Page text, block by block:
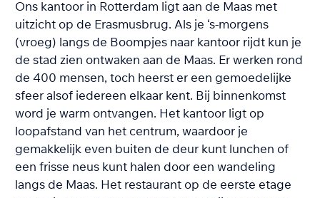
Ons kantoor in Rotterdam ligt aan de Maas met
uitzicht op de Erasmusbrug. Als je ‘s-morgens
(vroeg) langs de Boompjes naar kantoor rijdt kun je
de stad zien ontwaken aan de Maas. Er werken rond
de 400 mensen, toch heerst er een gemoedelijke
sfeer alsof iedereen elkaar kent. Bij binnenkomst
word je warm ontvangen. Het kantoor ligt op
loopafstand van het centrum, waardoor je
gemakkelijk even buiten de deur kunt lunchen of
een frisse neus kunt halen door een wandeling
langs de Maas. Het restaurant op de eerste etage